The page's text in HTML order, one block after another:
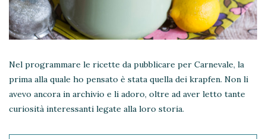
Nel programmare le ricette da pubblicare per Carnevale, la
prima alla quale ho pensato è stata quella dei krapfen. Non li
avevo ancora in archivio e li adoro, oltre ad aver letto tante
curiosità interessanti legate alla loro storia.